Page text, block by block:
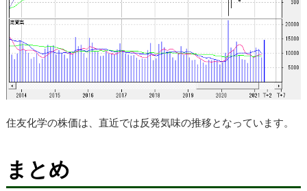
住友化学の株価は、直近では反発気味の推移となっています。
まとめ